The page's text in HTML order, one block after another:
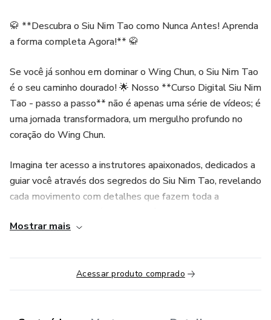
🥋 **Descubra o Siu Nim Tao como Nunca Antes! Aprenda
a forma completa Agora!** 🥋
Se você já sonhou em dominar o Wing Chun, o Siu Nim Tao
é o seu caminho dourado! 🌟 Nosso **Curso Digital Siu Nim
Tao - passo a passo** não é apenas uma série de vídeos; é
uma jornada transformadora, um mergulho profundo no
coração do Wing Chun.
Imagina ter acesso a instrutores apaixonados, dedicados a
guiar você através dos segredos do Siu Nim Tao, revelando
cada movimento com detalhes que fazem toda a
viagem onde a técnica encontra a filosofia, criando uma
**O que você vai ganhar:**
Mostrar mais
Acessar produto comprado